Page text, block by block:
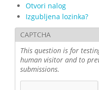
Otvori nalog
Izgubljena lozinka?
CAPTCHA
This question is for
human visitor and to
submissions.